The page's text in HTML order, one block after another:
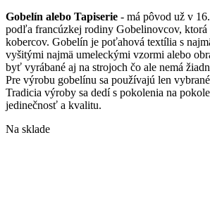
Gobelín alebo Tapiserie - má pôvod už v
podľa francúzkej rodiny Gobelinovcov, ktorá
kobercov. Gobelín je poťahová textília s
vyšitými najmä umeleckými vzormi alebo
byť vyrábané aj na strojoch čo ale nemá
Pre výrobu gobelínu sa používajú len
Tradicia výroby sa dedí s pokolenia na
jedinečnosť a kvalitu.
Na sklade